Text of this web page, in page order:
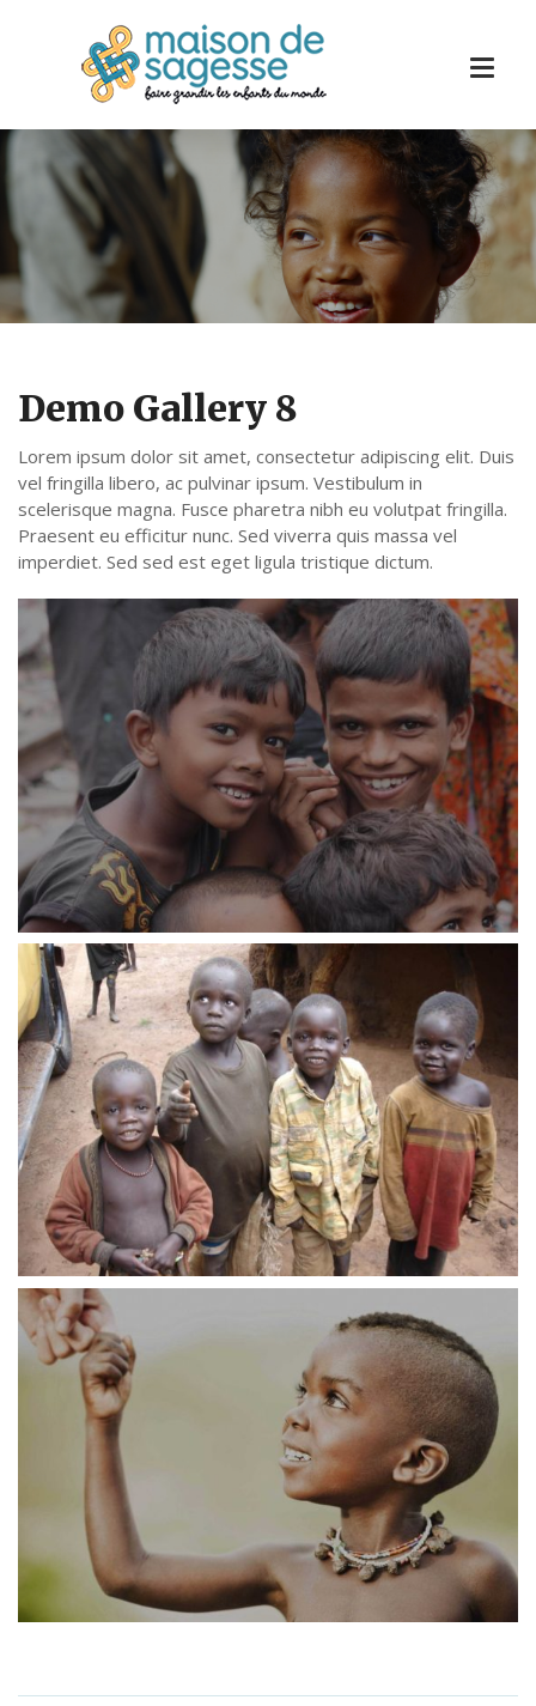
Demo Gallery 8
Lorem ipsum dolor sit amet, consectetur adipiscing elit. Duis
vel fringilla libero, ac pulvinar ipsum. Vestibulum in
scelerisque magna. Fusce pharetra nibh eu volutpat fringilla.
Praesent eu efficitur nunc. Sed viverra quis massa vel
imperdiet. Sed sed est eget ligula tristique dictum.